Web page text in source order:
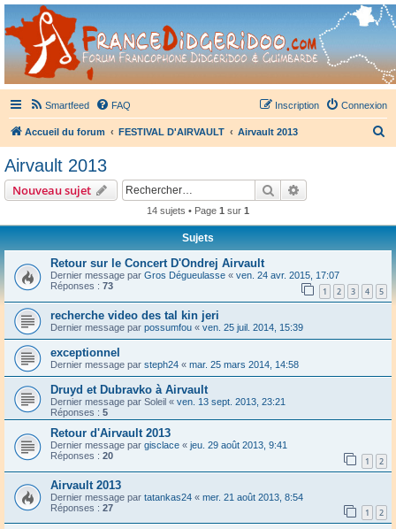
France Didgeridoo
Didgeridoo et Guimbarde sur France Didgeridoo - retrouvez la communauté.
Smartfeed FAQ Connexion
Inscription
Accueil du forum FESTIVAL D'AIRVAULT Airvault 2013
e
Airvault 2013
Nouveau sujet Rechercher
14 sujets • Page 1 sur 1
Sujets
Retour sur le Concert D'Ondrej Airvault
Dernier message par Gros Dégueulasse « ven. 24 avr. 2015, 17:07
Réponses : 73 1 2 3 4 5
recherche video des tal kin jeri
Dernier message par possumfou « ven. 25 juil. 2014, 15:39
exceptionnel
Dernier message par steph24 « mar. 25 mars 2014, 14:58
Druyd et Dubravko à Airvault
Dernier message par Soleil « ven. 13 sept. 2013, 23:21
Réponses : 5
Retour d'Airvault 2013
Dernier message par gisclace « jeu. 29 août 2013, 9:41
Réponses : 20 1 2
Airvault 2013
Dernier message par tatankas24 « mer. 21 août 2013, 8:54
Réponses : 27 1 2